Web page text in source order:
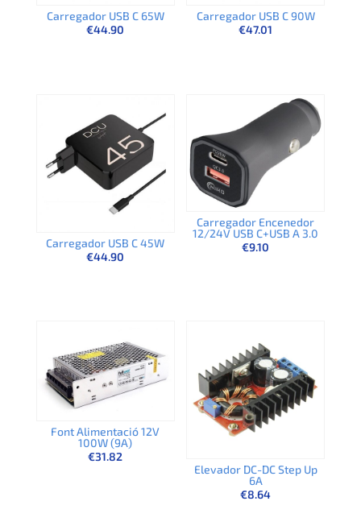
Carregador USB C 65W
€44.90
Carregador USB C 90W
€47.01
Carregador USB C 45W
€44.90
Carregador Encenedor
12/24V USB C+USB A 3.0
€9.10
Font Alimentació 12V
100W (9A)
€31.82
Elevador DC-DC Step Up
6A
€8.64